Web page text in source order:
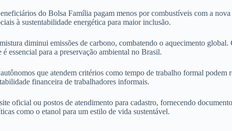
do Bolsa Família pagam menos por combustíveis com a
à sustentabilidade energética para maior inclusão.
diminui emissões de carbono, combatendo o aquecimento
essencial para a preservação ambiental no Brasil.
que atendem critérios como tempo de trabalho formal
financeira de trabalhadores informais.
oficial ou postos de atendimento para cadastro, fornecendo
como o etanol para um estilo de vida sustentável.